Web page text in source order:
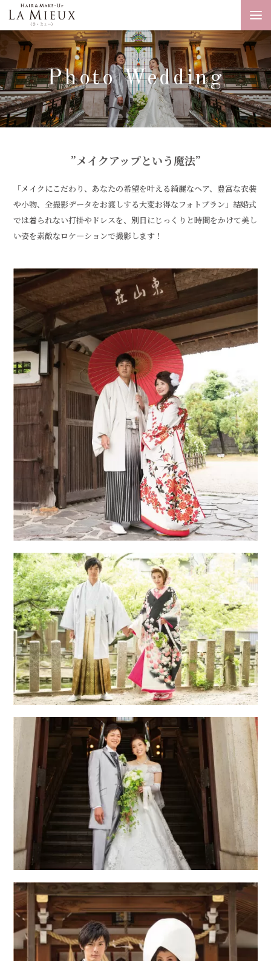
Photo Wedding
”メイクアップという魔法”
「メイクにこだわり、あなたの希望を叶える綺麗なヘア、豊富な衣装
や小物、 全撮影データをお渡しする大変お得なフォトプラン」結婚式
では着られない打掛やドレスを、 別日にじっくりと時間をかけて美し
い姿を素敵なロケ―ションで撮影します！